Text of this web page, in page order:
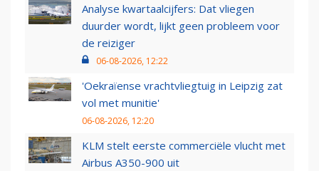
Analyse kwartaalcijfers: Dat vliegen
duurder wordt, lijkt geen probleem voor
de reiziger
06-08-2026, 12:22
'Oekraïense vrachtvliegtuig in Leipzig zat
vol met munitie'
06-08-2026, 12:20
KLM stelt eerste commerciële vlucht met
Airbus A350-900 uit